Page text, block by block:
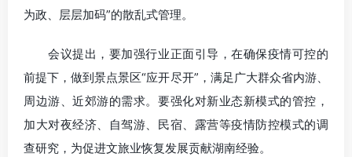
为政、层层加码”的散乱式管理。
会议提出，要加强行业正面引导，在确保疫情可控的
前提下，做到景点景区“应开尽开”，满足广大群众省内游、
周边游、近郊游的需求。要强化对新业态新模式的管控，
加大对夜经济、自驾游、民宿、露营等疫情防控模式的调
查研究，为促进文旅业恢复发展贡献湖南经验。